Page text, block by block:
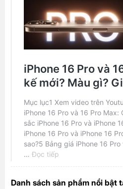
Danh sách sản phẩm nổi bật